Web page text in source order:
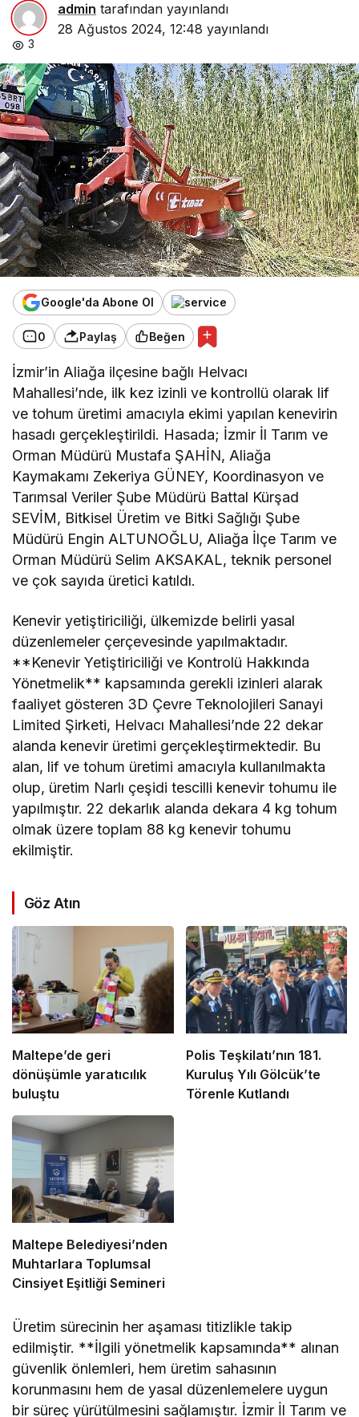
admin tarafından yayınlandı
28 Ağustos 2024, 12:48 yayınlandı
3
Google'da Abone Ol
0 Paylaş Beğen
İzmir’in Aliağa ilçesine bağlı Helvacı
Mahallesi’nde, ilk kez izinli ve kontrollü olarak lif
ve tohum üretimi amacıyla ekimi yapılan kenevirin
hasadı gerçekleştirildi. Hasada; İzmir İl Tarım ve
Orman Müdürü Mustafa ŞAHİN, Aliağa
Kaymakamı Zekeriya GÜNEY, Koordinasyon ve
Tarımsal Veriler Şube Müdürü Battal Kürşad
SEVİM, Bitkisel Üretim ve Bitki Sağlığı Şube
Müdürü Engin ALTUNOĞLU, Aliağa İlçe Tarım ve
Orman Müdürü Selim AKSAKAL, teknik personel
ve çok sayıda üretici katıldı.
Kenevir yetiştiriciliği, ülkemizde belirli yasal
düzenlemeler çerçevesinde yapılmaktadır.
**Kenevir Yetiştiriciliği ve Kontrolü Hakkında
Yönetmelik** kapsamında gerekli izinleri alarak
faaliyet gösteren 3D Çevre Teknolojileri Sanayi
Limited Şirketi, Helvacı Mahallesi’nde 22 dekar
alanda kenevir üretimi gerçekleştirmektedir. Bu
alan, lif ve tohum üretimi amacıyla kullanılmakta
olup, üretim Narlı çeşidi tescilli kenevir tohumu ile
yapılmıştır. 22 dekarlık alanda dekara 4 kg tohum
olmak üzere toplam 88 kg kenevir tohumu
ekilmiştir.
Göz Atın
Maltepe’de geri
dönüşümle yaratıcılık
buluştu
Polis Teşkilatı’nın 181.
Kuruluş Yılı Gölcük’te
Törenle Kutlandı
Maltepe Belediyesi’nden
Muhtarlara Toplumsal
Cinsiyet Eşitliği Semineri
Üretim sürecinin her aşaması titizlikle takip
edilmiştir. **İlgili yönetmelik kapsamında** alınan
güvenlik önlemleri, hem üretim sahasının
korunmasını hem de yasal düzenlemelere uygun
bir süreç yürütülmesini sağlamıştır. İzmir İl Tarım ve